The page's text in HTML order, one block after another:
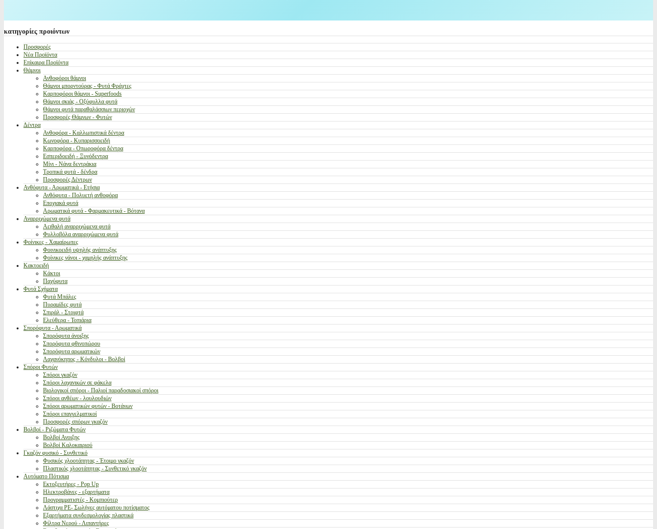
κατηγορίες προιόντων
Προσφορές
Νέα Προϊόντα
Επίκαιρα Προϊόντα
Θάμνοι
Ανθοφόροι θάμνοι
Θάμνοι μπορντούρας - Φυτά Φράχτες
Καρποφόροι θάμνοι - Superfoods
Θάμνοι σκιάς - Οξύφυλλα φυτά
Θάμνοι φυτά παραθαλάσσιων περιοχών
Προσφορές Θάμνων - Φυτών
Δέντρα
Ανθοφόρα - Καλλωπιστικά δέντρα
Κωνοφόρα - Κυπαρισσοειδή
Καρποφόρα - Οπωροφόρα δέντρα
Εσπεριδοειδή - Ξυνόδεντρα
Μίνι - Νάνα δεντράκια
Τροπικά φυτά - δένδρα
Προσφορές Δέντρων
Ανθόφυτα - Αρωματικά - Ετήσια
Ανθόφυτα - Πολυετή ανθοφόρα
Εποχιακά φυτά
Αρωματικά φυτά - Φαρμακευτικά - Βότανα
Αναρριχώμενα φυτά
Αειθαλή αναρριχώμενα φυτά
Φυλλοβόλα αναρριχώμενα φυτά
Φοίνικες - Χαμαίρωπες
Φοινικοειδή υψηλής ανάπτυξης
Φοίνικες νάνοι - χαμηλής ανάπτυξης
Κακτοειδή
Κάκτοι
Παχύφυτα
Φυτά Σχήματα
Φυτά Μπάλες
Πυραμίδες φυτά
Σπιράλ - Στριφτά
Ελεύθερα - Τοπιάρια
Σπορόφυτα - Αρωματικά
Σπορόφυτα άνοιξης
Σπορόφυτα φθινοπώρου
Σπορόφυτα αρωματικών
Λαχανόκηπος - Κόνδυλοι - Βολβοί
Σπόροι Φυτών
Σπόροι γκαζόν
Σπόροι λαχανικών σε φάκελα
Βιολογικοί σπόροι - Παλιοί παραδοσιακοί σπόροι
Σπόροι ανθέων - λουλουδιών
Σπόροι αρωματικών φυτών - Βοτάνων
Σπόροι επαγγελματικοί
Προσφορές σπόρων γκαζόν
Βολβοί - Ριζώματα Φυτών
Βολβοί Ανοιξης
Βολβοί Καλοκαιριού
Γκαζόν φυσικό - Συνθετικό
Φυσικός χλοοτάπητας - Έτοιμο γκαζόν
Πλαστικός χλοοτάπητας - Συνθετικό γκαζόν
Αυτόματο Πότισμα
Εκτοξευτήρες - Pop Up
Ηλεκτροβάνες - εξαρτήματα
Προγραμματιστές - Κομπιούτερ
Λάστιχα PE- Σωλήνες αυτόματου ποτίσματος
Εξαρτήματα συνδεσμολογίας πλαστικά
Φίλτρα Νερού - Λιπαντήρες